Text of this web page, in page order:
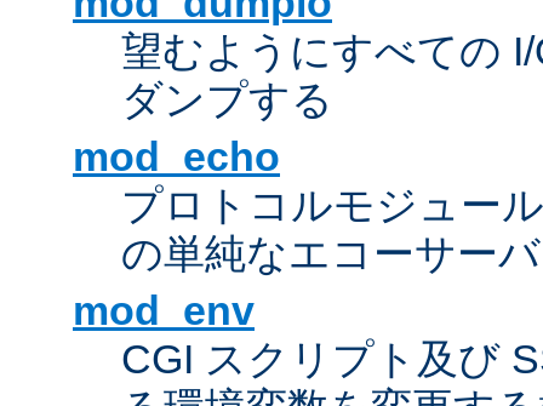
望むようにすべての
ダンプする
mod_echo
プロトコルモジュー
の単純なエコーサーバ
mod_env
CGI スクリプト及び